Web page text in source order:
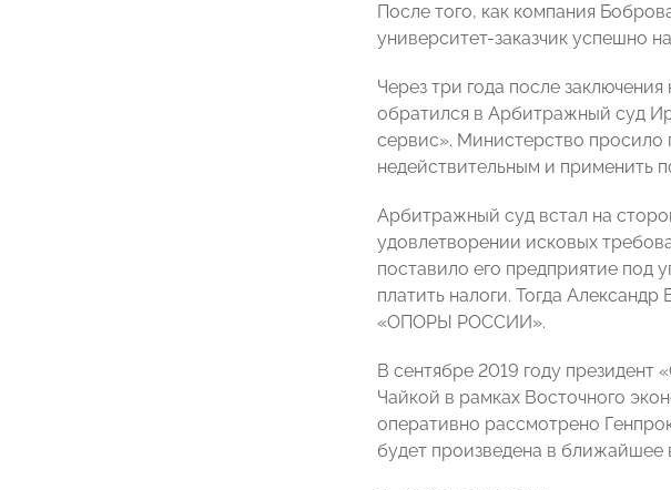
После того, как компания
университет-заказчик успешно
Через три года после
обратился в Арбитражный суд
сервис». Министерство просило
недействительным и применить
Арбитражный суд встал на
удовлетворении исковых
поставило его предприятие под
платить налоги. Тогда
«ОПОРЫ РОССИИ».
В сентябре 2019 году
Чайкой в рамках Восточного
оперативно рассмотрено
будет произведена в ближайшее